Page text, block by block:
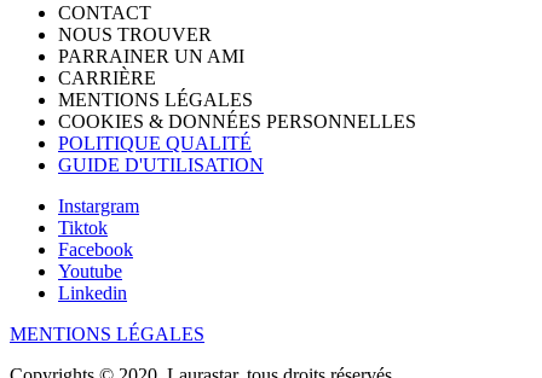
CONTACT
NOUS TROUVER
PARRAINER UN AMI
CARRIÈRE
MENTIONS LÉGALES
COOKIES & DONNÉES PERSONNELLES
POLITIQUE QUALITÉ
GUIDE D'UTILISATION
Instargram
Tiktok
Facebook
Youtube
Linkedin
MENTIONS LÉGALES